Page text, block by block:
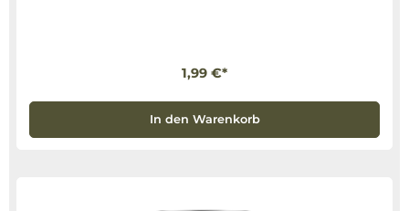
1,99 €*
In den Warenkorb